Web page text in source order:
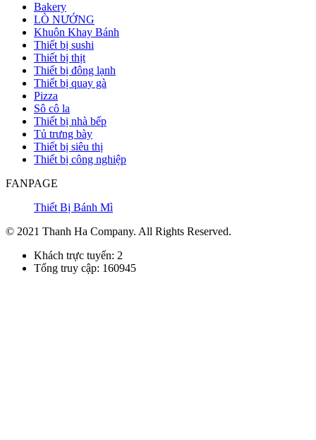
Bakery
LÒ NƯỚNG
Khuôn Khay Bánh
Thiết bị sushi
Thiết bị thịt
Thiết bị đông lạnh
Thiết bị quay gà
Pizza
Sô cô la
Thiết bị nhà bếp
Tủ trưng bày
Thiết bị siêu thị
Thiết bị công nghiệp
FANPAGE
Thiết Bị Bánh Mì
© 2021 Thanh Ha Company. All Rights Reserved.
Khách trực tuyến: 2
Tổng truy cập: 160945